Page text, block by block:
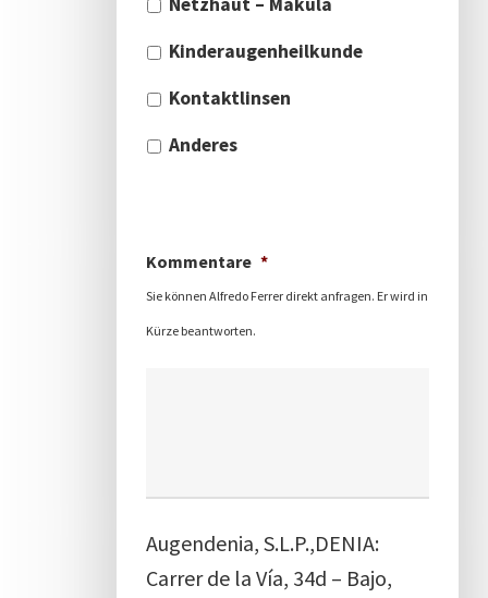
Kinderaugenheilkunde
Kontaktlinsen
Anderes
Kommentare *
Sie können Alfredo Ferrer direkt anfragen. Er wird in
Kürze beantworten.
Augendenia, S.L.P.,DENIA:
Carrer de la Vía, 34d – Bajo,